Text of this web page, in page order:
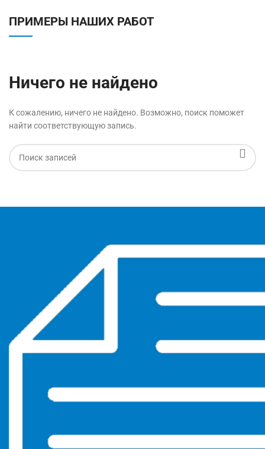
ПРИМЕРЫ НАШИХ РАБОТ
Ничего не найдено
К сожалению, ничего не найдено. Возможно, поиск поможет
найти соответствующую запись.